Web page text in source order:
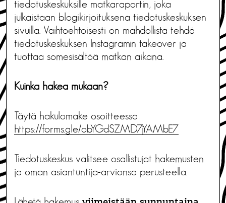
tiedotuskeskuksille matkaraportin, joka
julkaistaan blogikirjoituksena tiedotuskeskuksen
sivuilla. Vaihtoehtoisesti on mahdollista tehdä
tiedotuskeskuksen Instagramin takeover ja
tuottaa somesisältöä matkan aikana.
Kuinka hakea mukaan?
Täytä hakulomake osoitteessa
https://forms.gle/obYGdSZMD7jYAMbE7
Tiedotuskeskus valitsee osallistujat hakemusten
ja oman asiantuntija-arvionsa perusteella.